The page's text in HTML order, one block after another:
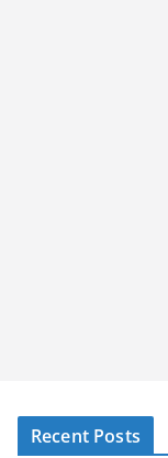
Recent Posts